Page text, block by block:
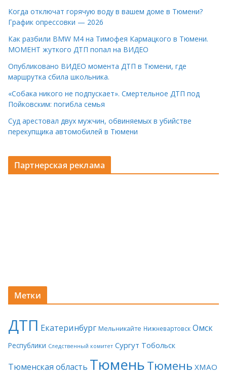
Когда отключат горячую воду в вашем доме в Тюмени?
График опрессовки — 2026
Как разбили BMW M4 на Тимофея Кармацкого в Тюмени.
МОМЕНТ жуткого ДТП попал на ВИДЕО
Опубликовано ВИДЕО момента ДТП в Тюмени, где
маршрутка сбила школьника.
«Собака никого не подпускает». Смертельное ДТП под
Пойковским: погибла семья
Суд арестовал двух мужчин, обвиняемых в убийстве
перекупщика автомобилей в Тюмени
Партнерская реклама
Метки
ДТП Екатеринбург Мельникайте Нижневартовск Омск
Республики Следственный комитет Сургут Тобольск
Тюменская область ТюменьТюмень ХМАО